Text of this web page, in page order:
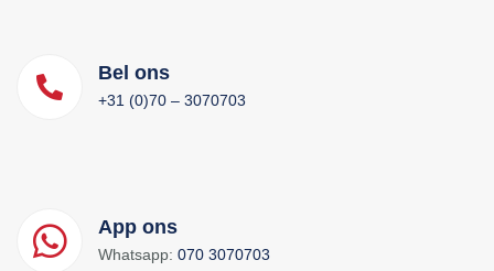
Bel ons
+31 (0)70 – 3070703
App ons
Whatsapp: 070 3070703